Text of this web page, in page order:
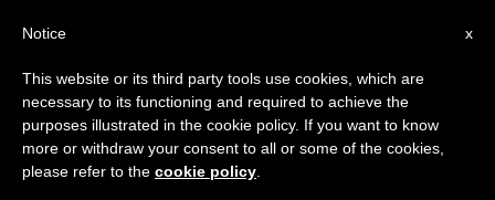
x
Notice
This website or its third party tools use cookies, which are
necessary to its functioning and required to achieve the
purposes illustrated in the cookie policy. If you want to know
more or withdraw your consent to all or some of the cookies,
please refer to the cookie policy